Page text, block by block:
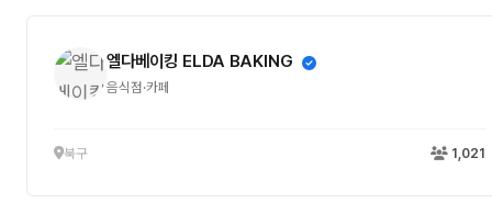
엘다베이킹 ELDA BAKING
음식점·카페
북구 1,021